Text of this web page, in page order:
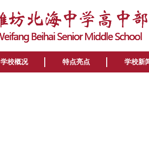
学校概况 特点亮点 学校新